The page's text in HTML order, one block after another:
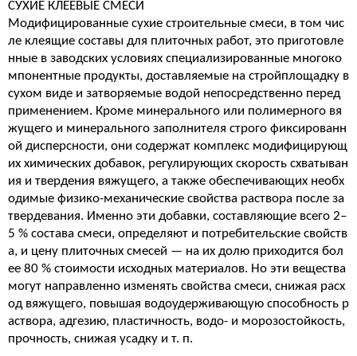
СУХИЕ КЛЕЕВЫЕ СМЕСИ
Модифицированные сухие строительные смеси, в том чис
ле клеящие составы для плиточных работ, это приготовле
нные в заводских условиях специализированные многоко
мпонентные продукты, доставляемые на стройплощадку в
сухом виде и затворяемые водой непосредственно перед
применением. Кроме минерального или полимерного вя
жущего и минерального заполнителя строго фиксированн
ой дисперсности, они содержат комплекс модифицирующ
их химических добавок, регулирующих скорость схватыван
ия и твердения вяжущего, а также обеспечивающих необх
одимые физико-механические свойства раствора после за
твердевания. Именно эти добавки, составляющие всего 2–
5 % состава смеси, определяют и потребительские свойств
а, и цену плиточных смесей — на их долю приходится бол
ее 80 % стоимости исходных материалов. Но эти вещества
могут направленно изменять свойства смеси, снижая расх
од вяжущего, повышая водоудерживающую способность р
аствора, адгезию, пластичность, водо- и морозостойкость,
прочность, снижая усадку и т. п.